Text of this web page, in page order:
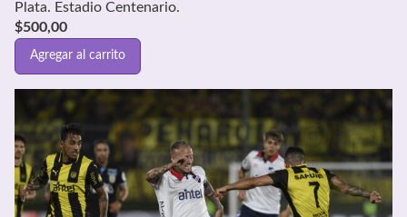
Plata. Estadio Centenario.
$500,00
Agregar al carrito